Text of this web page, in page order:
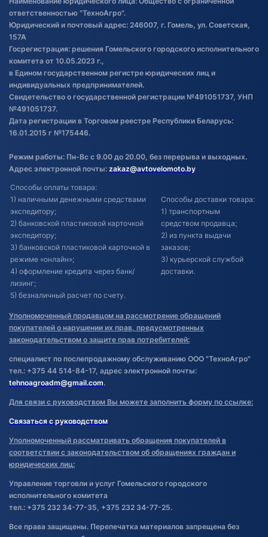
Обработка файлов cookie
Постановка транспорта на учет
Обновления в ЭПТС 2024
ответственностью "ТехноАгро".
Юридический и почтовый адрес: 246007, г. Гомель, ул. Советская,
157А
Госрегистрация: решения Гомельского городского исполнительного
комитета от 10.05.2023 г.,
в Едином государственном регистре юридических лиц и
индивидуальных предпринимателей.
Свидетельство о государственной регистрации №491051737, УНП
№491051737.
Дата регистрации в Торговом реестре Республики Беларусь:
16.01.2015 г №175446.
Режим работы: Пн-Вс с 9.00 до 20.00, без перерыва и выходных.
Адрес электронной почты: zakaz@avtovelomoto.by
Способы оплаты товара:
1) наличными денежными средствами
экспедитору;
2) банковской пластиковой карточкой
экспедитору;
3) банковской пластиковой карточкой в
режиме «онлайн»;
4) оформление кредита через банк/
лизинг;
5) безналичный расчет по счету.
Способы доставки товара:
1) транспортным
средством продавца;
2) из пункта выдачи
заказов;
3) курьерской службой
доставки.
Уполномоченный продавцом на рассмотрение обращений
покупателей о нарушении их прав, предусмотренных
законодательством о защите прав потребителей:
специалист по послепродажному обслуживанию ООО "ТехноАгро"
тел.: +375 44 514-84-17, адрес электронной почты:
tehnoagroadm@gmail.com.
Для связи с руководством Вы можете заполнить форму по ссылке:
Связаться с руководством
Уполномоченный рассматривать обращения покупателей в
соответствии с законодательством об обращениях граждан и
юридических лиц:
Управление торговли и услуг Гомельского городского
исполнительного комитета
тел.: +375 232 34-77-35, +375 232 34-77-25.
Все права защищены. Перепечатка материалов запрещена без